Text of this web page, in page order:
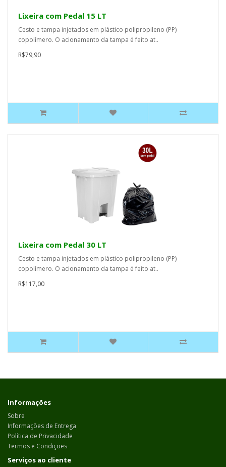
Lixeira com Pedal 15 LT
Cesto e tampa injetados em plástico polipropileno (PP)
copolímero. O acionamento da tampa é feito at..
R$79,90
Lixeira com Pedal 30 LT
Cesto e tampa injetados em plástico polipropileno (PP)
copolímero. O acionamento da tampa é feito at..
R$117,00
Informações
Sobre
Informações de Entrega
Política de Privacidade
Termos e Condições
Serviços ao cliente